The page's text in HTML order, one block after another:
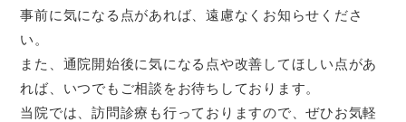
事前に気になる点があれば、遠慮なくお知らせくださ
い。
また、通院開始後に気になる点や改善してほしい点があ
れば、いつでもご相談をお待ちしております。
当院では、訪問診療も行っておりますので、ぜひお気軽